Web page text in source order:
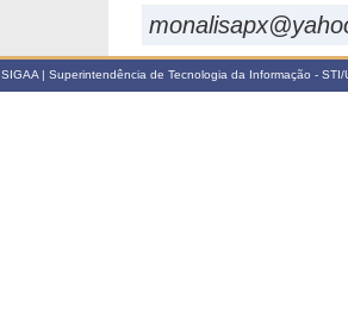
SIGAA | Superintendência de Tecnologia da Informação -